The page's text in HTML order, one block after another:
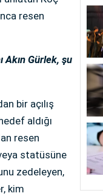
resen
Akın Gürlek, şu
bir açılış
aldığı
resen
statüsüne
zedeleyen,
kim